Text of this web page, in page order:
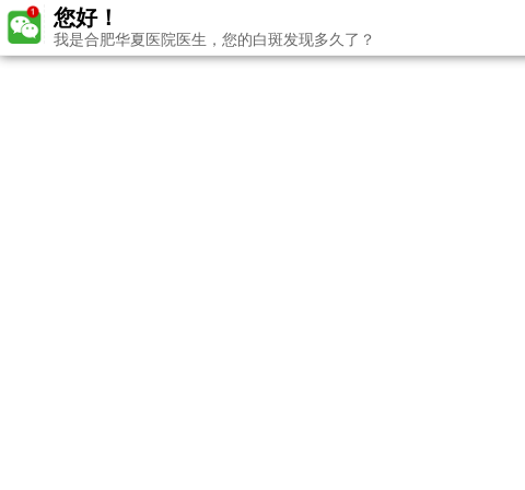
您好！
我是合肥华夏医院医生，您的白斑发现多久了？